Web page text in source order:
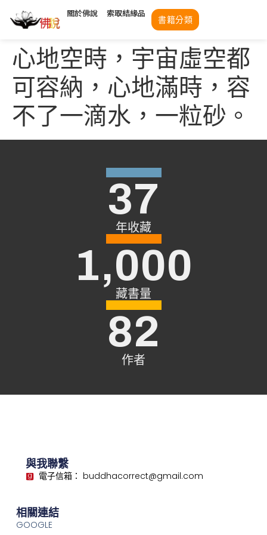
關於佛說 索取結緣品
書籍分類
心地空時，宇宙虛空都
可容納，心地滿時，容
不了一滴水，一粒砂。
年收藏
37
藏書量
1,000
作者
82
與我聯繫
電子信箱： buddhacorrect@gmail.com
相關連結
GOOGLE